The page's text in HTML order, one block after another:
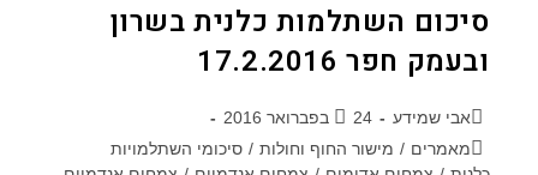
סיכום השתלמות כלנית בשרון
ובעמק חפר 17.2.2016
אבי שמידע
24 בפברואר 2016
מאמרים / מישור החוף וחולות / סיכומי השתלמויות